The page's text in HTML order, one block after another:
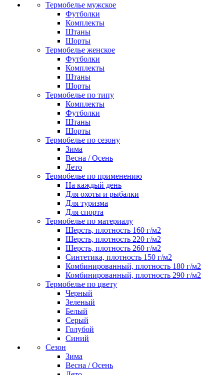
Термобелье мужское
Футболки
Комплекты
Штаны
Шорты
Термобелье женское
Футболки
Комплекты
Штаны
Шорты
Термобелье по типу
Комплекты
Футболки
Штаны
Шорты
Термобелье по сезону
Зима
Весна / Осень
Лето
Термобелье по применению
На каждый день
Для охоты и рыбалки
Для туризма
Для спорта
Термобелье по материалу
Шерсть, плотность 160 г/м2
Шерсть, плотность 220 г/м2
Шерсть, плотность 260 г/м2
Синтетика, плотность 150 г/м2
Комбинированный, плотность 180 г/м2
Комбинированный, плотность 290 г/м2
Термобелье по цвету
Черный
Зеленый
Белый
Серый
Голубой
Синий
Сезон
Зима
Весна / Осень